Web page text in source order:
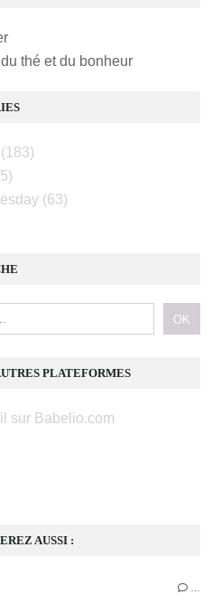
thé et du bonheur
AUSSI :
(183)
(63)
PLATEFORMES